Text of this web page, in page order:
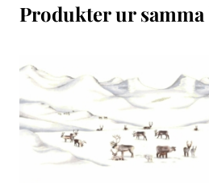
Produkter ur